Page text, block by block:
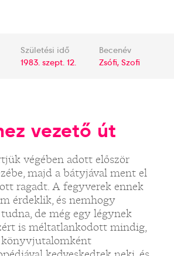
Születési idő
1983. szept. 12.
Becenév
Zsófi, Szofi
vezető út
végében adott először
majd a bátyjával ment el
ragadt. A fegyverek ennek
érdeklik, és nemhogy
de még egy légynek
is méltatlankodott mindig,